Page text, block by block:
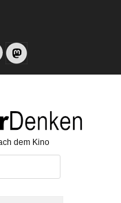
dem Kino